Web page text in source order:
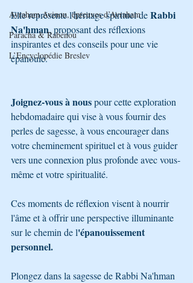
Avraham Avinou, épreuves d’Avraham
Paracha & Rabénou
L’Encyclopédie Breslev
Elle représente l'héritage spirituel de Rabbi
Na'hman, proposant des réflexions
inspirantes et des conseils pour une vie
épanouie.
Joignez-vous à nous pour cette exploration
hebdomadaire qui vise à vous fournir des
perles de sagesse, à vous encourager dans
votre cheminement spirituel et à vous guider
vers une connexion plus profonde avec vous-
même et votre spiritualité.
Ces moments de réflexion visent à nourrir
l'âme et à offrir une perspective illuminante
sur le chemin de l'épanouissement
personnel.
Plongez dans la sagesse de Rabbi Na'hman